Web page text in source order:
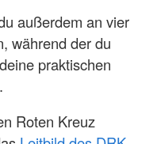
außerdem an vier
während der du
praktischen
Roten Kreuz